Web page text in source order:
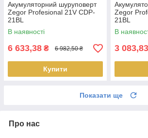
Акумуляторний шуруповерт
Zegor Profesional 21V CDP-
21BL
В наявності
6 633,38 ₴ 6 982,50 ₴
Купити
Zegor
21BL
В
3 083,83
Показати ще
Про нас